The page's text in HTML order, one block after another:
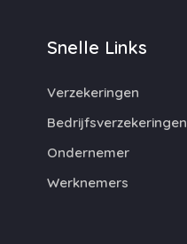
Snelle Links
Verzekeringen
Bedrijfsverzekeringen
Ondernemer
Werknemers